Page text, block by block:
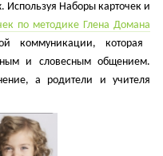
Наборы карточек и
по методике Глена Домана
коммуникации, которая
и словесным общением.
а родители и учителя